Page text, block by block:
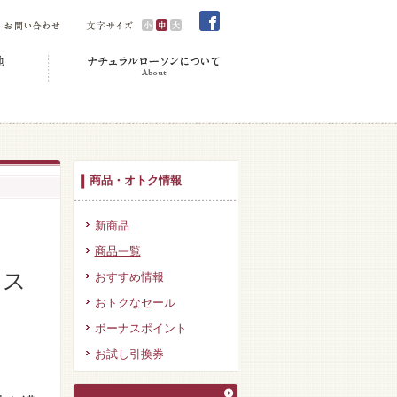
商品・オトク情報
新商品
商品一覧
おすすめ情報
おトクなセール
ボーナスポイント
お試し引換券